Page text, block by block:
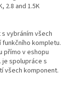
2.8 and 1.5K
vybráním všech
kompletu.
přímo v eshopu
je spolupráce s
všech komponent.